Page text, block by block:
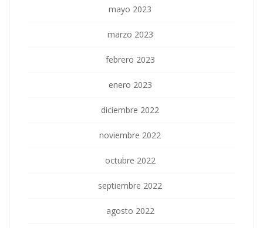
mayo 2023
marzo 2023
febrero 2023
enero 2023
diciembre 2022
noviembre 2022
octubre 2022
septiembre 2022
agosto 2022